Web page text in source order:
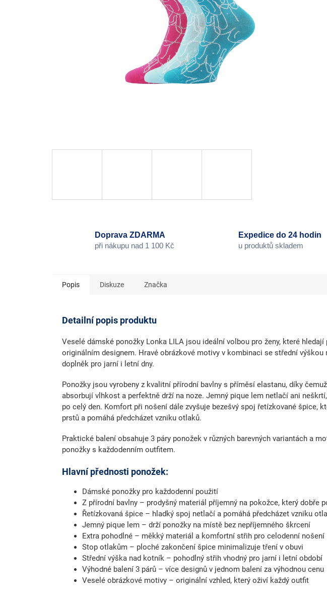
Doprava ZDARMA
při nákupu nad 1 100 Kč
Expedice do 24 hodin
u produktů skladem
Popis Diskuze Značka
Detailní popis produktu
Veselé dámské ponožky Lonka LILA jsou ideální volbou pro ženy, které
originálním designem. Hravé obrázkové motivy v kombinaci se střední výškou
doplněk pro jarní i letní dny.
Ponožky jsou vyrobeny z kvalitní přírodní bavlny s příměsí elastanu, díky
absorbují vlhkost a perfektně drží na noze. Jemný pique lem netlačí ani
po celý den. Komfort při nošení dále zvyšuje bezešvý spoj řetízkované špice,
prstů a pomáhá předcházet vzniku otlaků.
Praktické balení obsahuje 3 páry ponožek v různých barevných variantách a
ponožky s každodenním outfitem.
Hlavní přednosti ponožek:
Dámské ponožky pro každodenní použití
Z přírodní bavlny – prodyšný materiál příjemný na pokožce, který dobře
Řetízkovaná špice – hladký spoj netlačí a pomáhá předcházet vzniku
Jemný pique lem – drží ponožky na místě bez nepříjemného škrcení
Extra pohodlné – měkký materiál a komfortní střih pro celodenní nošení
Stop otlakům – ploché zakončení špice minimalizuje tření v obuvi
Střední výška nad kotník – pohodlný střih vhodný pro jarní i letní období
Výhodné balení 3 párů – více designů v jednom balení za výhodnou cenu
Veselé obrázkové motivy – originální vzhled, který oživí každý outfit